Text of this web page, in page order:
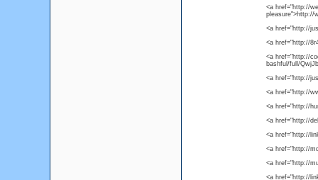
<a href="http://
pleasure">http://
<a href="http://
<a href="http://
<a href="http://
bashful/full/
<a href="http://
<a href="http://
<a href="http://
<a href="http://
<a href="http://
<a href="http://
<a href="http://
<a href="http://